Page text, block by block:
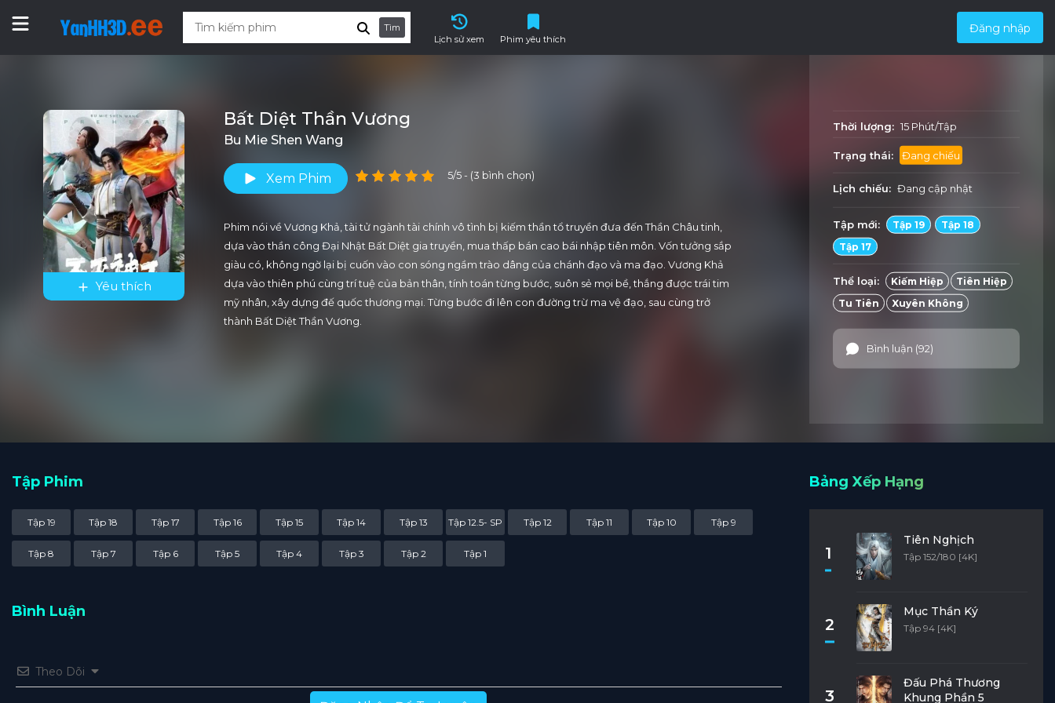
Tìm
Lịch sử xem
Phim yêu thích
Đăng nhập
Yêu thích
Bất Diệt Thần Vương
Bu Mie Shen Wang
Xem Phim 5/5 - (3 bình chọn)
Phim nói về Vương Khả, tài tử ngành tài chính vô tình bị kiếm thần tổ truyền đưa đến Thần Châu tinh,
dựa vào thần công Đại Nhật Bất Diệt gia truyền, mua thấp bán cao bái nhập tiên môn. Vốn tưởng sắp
giàu có, không ngờ lại bị cuốn vào con sóng ngầm trào dâng của chánh đạo và ma đạo. Vương Khả
dựa vào thiên phú cùng trí tuệ của bản thân, tính toán từng bước, suôn sẻ mọi bề, thắng được trái tim
mỹ nhân, xây dựng đế quốc thương mại. Từng bước đi lên con đường trừ ma vệ đạo, sau cùng trở
thành Bất Diệt Thần Vương.
Thời lượng: 15 Phút/Tập
Trạng thái: Đang chiếu
Lịch chiếu: Đang cập nhật
Tập mới: Tập 19
Tập 18
Tập 17
Thể loại: Kiếm Hiệp
Tiên Hiệp
Tu Tiên
Xuyên Không
Bình luận (92)
Tập Phim
Tập 19 Tập 18 Tập 17 Tập 16 Tập 15 Tập 14 Tập 13 Tập 12.5- SP Tập 12 Tập 11 Tập 10 Tập 9
Tập 8 Tập 7 Tập 6 Tập 5 Tập 4 Tập 3 Tập 2 Tập 1
Bình Luận
Theo Dõi
Bảng Xếp Hạng
1
Tiên Nghịch
Tập 152/180 [4K]
2
Mục Thần Ký
Tập 94 [4K]
3
Đấu Phá Thương
Khung Phần 5